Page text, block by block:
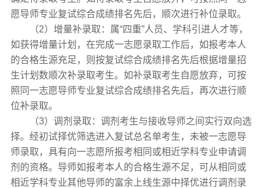
愿导师专业复试综合成绩排名先后，顺次进行补位录取。
（2）增量补录取：属“四重”人员、学科引进人才等，
如获得增量计划，在完成一志愿录取工作后，如报考本人
的合格生源充足，则按复试综合成绩排名先后根据增量招
生计划数顺次补录取考生。如补录取考生自愿放弃，可按
照同一志愿导师专业复试综合成绩排名先后，再次进行顺
位补录取。
（3）调剂录取：调剂考生与接收导师之间实行双向选
择。经初试择优筛选进入复试总名单考生，未被一志愿导
师录取，具有向一志愿所报考相同或相近学科专业申请调
剂的资格。导师如报考本人的合格生源不足，可从相同或
相近学科专业其他导师的富余上线生源中择优进行调剂录